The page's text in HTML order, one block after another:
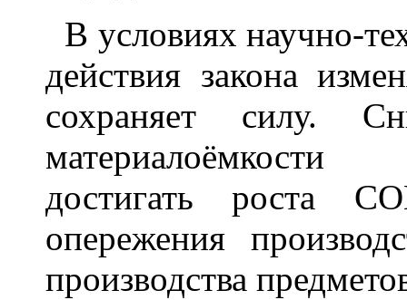
В условиях научно-
действия закона
сохраняет силу.
материалоёмкости
достигать роста
опережения
производства